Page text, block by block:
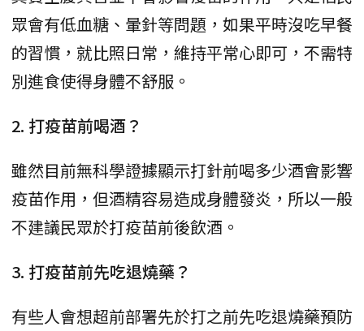
眾會有低血糖、暈針等問題，如果平時沒吃早餐
的習慣，就比照日常，維持平常心即可，不需特
別進食使得身體不舒服。
2. 打疫苗前喝酒？
雖然目前無科學證據顯示打針前喝多少酒會影響
疫苗作用，但酒精容易造成身體發炎，所以一般
不建議民眾於打疫苗前後飲酒。
3. 打疫苗前先吃退燒藥？
有些人會想超前部署先於打之前先吃退燒藥預防